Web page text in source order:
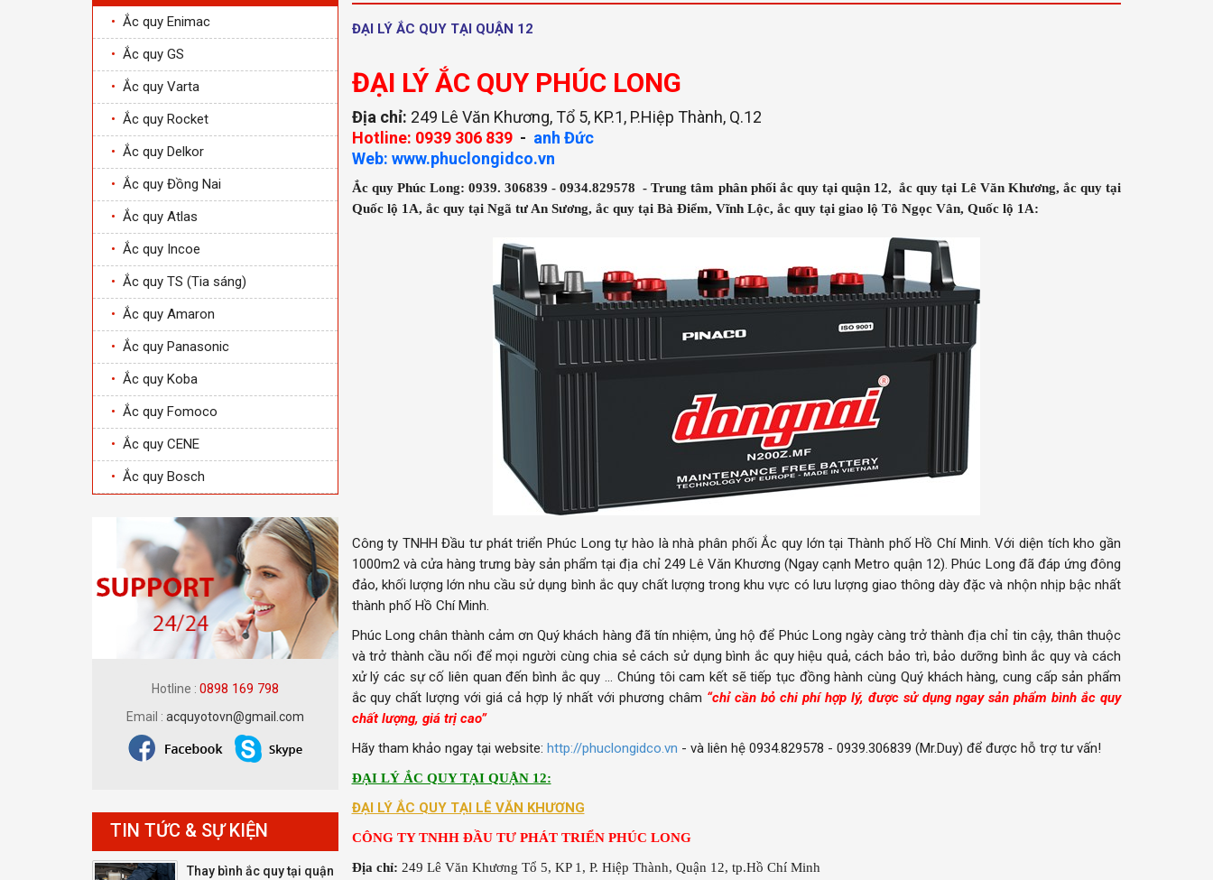
• Ắc quy Enimac
• Ắc quy GS
• Ắc quy Varta
• Ắc quy Rocket
• Ắc quy Delkor
• Ắc quy Đồng Nai
• Ắc quy Atlas
• Ắc quy Incoe
• Ắc quy TS (Tia sáng)
• Ắc quy Amaron
• Ắc quy Panasonic
• Ắc quy Koba
• Ắc quy Fomoco
• Ắc quy CENE
• Ắc quy Bosch
Hotline : 0898 169 798
Email : acquyotovn@gmail.com
TIN TỨC & SỰ KIỆN
Thay bình ắc quy tại quận
ĐẠI LÝ ẮC QUY TẠI QUẬN 12
ĐẠI LÝ ẮC QUY PHÚC LONG
Địa chỉ: 249 Lê Văn Khương, Tổ 5, KP.1, P.Hiệp Thành, Q.12
Hotline: 0939 306 839 - anh Đức
Web: www.phuclongidco.vn
Ắc quy Phúc Long: 0939. 306839 - 0934.829578 - Trung tâm phân phối ắc quy tại quận 12, ắc quy tại Lê Văn Khương, ắc quy tại
Quốc lộ 1A, ắc quy tại Ngã tư An Sương, ắc quy tại Bà Điểm, Vĩnh Lộc, ắc quy tại giao lộ Tô Ngọc Vân, Quốc lộ 1A:
Công ty TNHH Đầu tư phát triển Phúc Long tự hào là nhà phân phối Ắc quy lớn tại Thành phố Hồ Chí Minh. Với diện tích kho gần
1000m2 và cửa hàng trưng bày sản phẩm tại địa chỉ 249 Lê Văn Khương (Ngay cạnh Metro quận 12). Phúc Long đã đáp ứng đông
đảo, khối lượng lớn nhu cầu sử dụng bình ắc quy chất lượng trong khu vực có lưu lượng giao thông dày đặc và nhộn nhịp bậc nhất
thành phố Hồ Chí Minh.
Phúc Long chân thành cảm ơn Quý khách hàng đã tín nhiệm, ủng hộ để Phúc Long ngày càng trở thành địa chỉ tin cậy, thân thuộc
và trở thành cầu nối để mọi người cùng chia sẻ cách sử dụng bình ắc quy hiệu quả, cách bảo trì, bảo dưỡng bình ắc quy và cách
xử lý các sự cố liên quan đến bình ắc quy ... Chúng tôi cam kết sẽ tiếp tục đồng hành cùng Quý khách hàng, cung cấp sản phẩm
ắc quy chất lượng với giá cả hợp lý nhất với phương châm “chỉ cần bỏ chi phí hợp lý, được sử dụng ngay sản phẩm bình ắc quy
chất lượng, giá trị cao”
Hãy tham khảo ngay tại website: http://phuclongidco.vn - và liên hệ 0934.829578 - 0939.306839 (Mr.Duy) để được hỗ trợ tư vấn!
ĐẠI LÝ ẮC QUY TẠI QUẬN 12:
ĐẠI LÝ ẮC QUY TẠI LÊ VĂN KHƯƠNG
CÔNG TY TNHH ĐẦU TƯ PHÁT TRIỂN PHÚC LONG
Địa chỉ: 249 Lê Văn Khương Tổ 5, KP 1, P. Hiệp Thành, Quận 12, tp.Hồ Chí Minh